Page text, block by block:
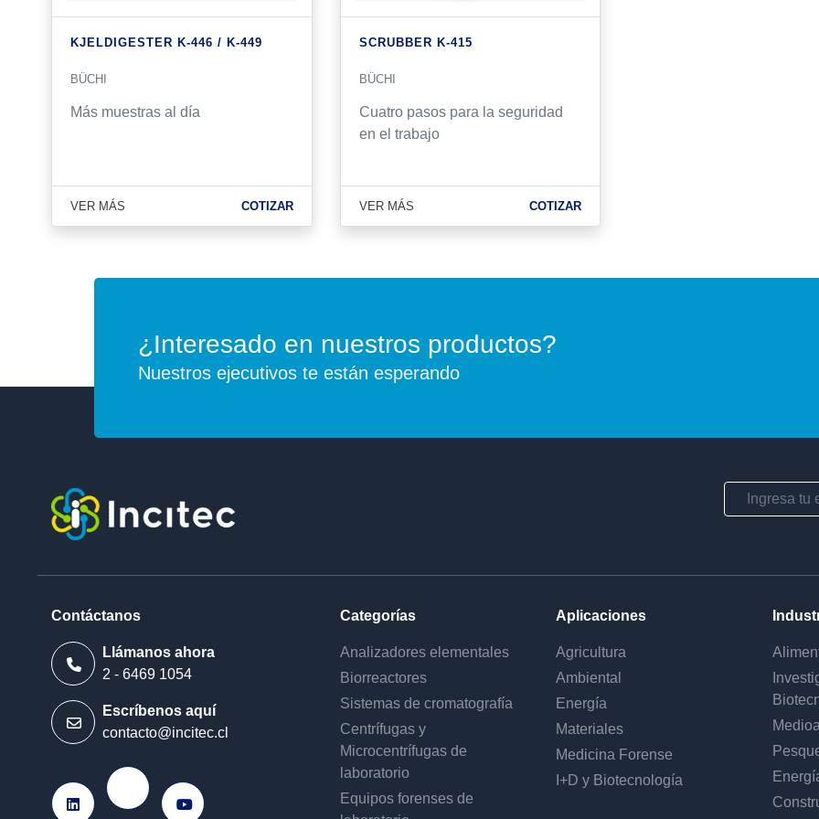
KJEL­DIGESTER K-446 / K-449
BÜCHI
Más muestras al día
VER MÁS COTIZAR
SCRUBBER K-415
BÜCHI
Cuatro pasos para la seguridad
en el trabajo
VER MÁS COTIZAR
¿Interesado en nuestros productos?
Nuestros ejecutivos te están esperando
Contáctanos
Llámanos ahora
2 - 6469 1054
Escríbenos aquí
contacto@incitec.cl
Ir a LinkedIn
Ir a Instagram
Categorías
Analizadores elementales
Biorreactores
Sistemas de cromatografía
Centrífugas y
Microcentrífugas de
laboratorio
Equipos forenses de
Aplicaciones
Agricultura
Ambiental
Energía
Materiales
Medicina Forense
I+D y Biotecnología